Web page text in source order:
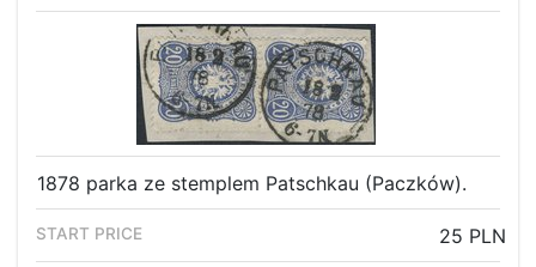
1878 parka ze stemplem Patschkau (Paczków).
25 PLN